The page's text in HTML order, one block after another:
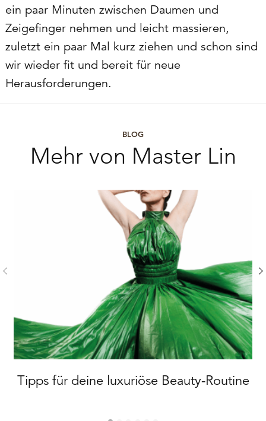
ein paar Minuten zwischen Daumen und
Zeigefinger nehmen und leicht massieren,
zuletzt ein paar Mal kurz ziehen und schon sind
wir wieder fit und bereit für neue
Herausforderungen.
BLOG
Mehr von Master Lin
Tipps für deine luxuriöse Beauty-Routine